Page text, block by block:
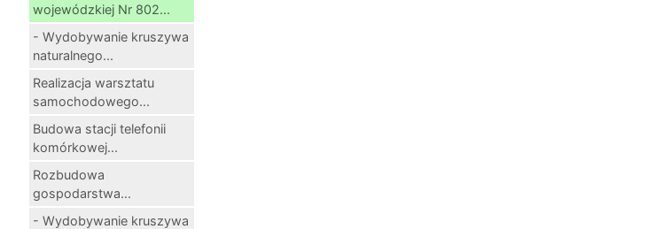
wojewódzkiej Nr 802...
- Wydobywanie kruszywa
naturalnego...
Realizacja warsztatu
samochodowego...
Budowa stacji telefonii
komórkowej...
Rozbudowa
gospodarstwa...
- Wydobywanie kruszywa